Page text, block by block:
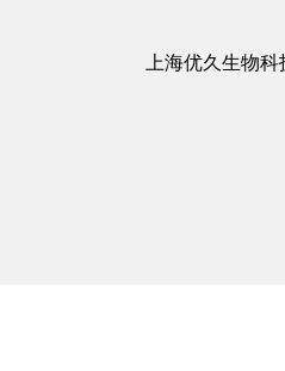
上海优久生物